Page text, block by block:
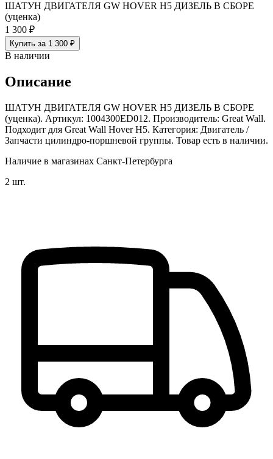
ШАТУН ДВИГАТЕЛЯ GW HOVER H5 ДИЗЕЛЬ В СБОРЕ
(уценка)
1 300 ₽
Купить за 1 300 ₽
В наличии
Описание
ШАТУН ДВИГАТЕЛЯ GW HOVER H5 ДИЗЕЛЬ В СБОРЕ
(уценка). Артикул: 1004300ED012. Производитель: Great Wall.
Подходит для Great Wall Hover H5. Категория: Двигатель /
Запчасти цилиндро-поршневой группы. Товар есть в наличии.
Наличие в магазинах Санкт-Петербурга
2 шт.